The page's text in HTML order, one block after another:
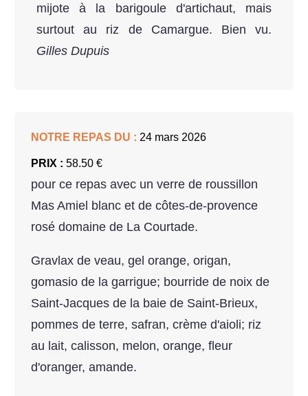
mijote à la barigoule d'artichaut, mais
surtout au riz de Camargue. Bien vu.
Gilles Dupuis
NOTRE REPAS DU : 24 mars 2026
PRIX : 58.50 €
pour ce repas avec un verre de roussillon
Mas Amiel blanc et de côtes-de-provence
rosé domaine de La Courtade.
Gravlax de veau, gel orange, origan,
gomasio de la garrigue; bourride de noix de
Saint-Jacques de la baie de Saint-Brieux,
pommes de terre, safran, crème d'aioli; riz
au lait, calisson, melon, orange, fleur
d'oranger, amande.